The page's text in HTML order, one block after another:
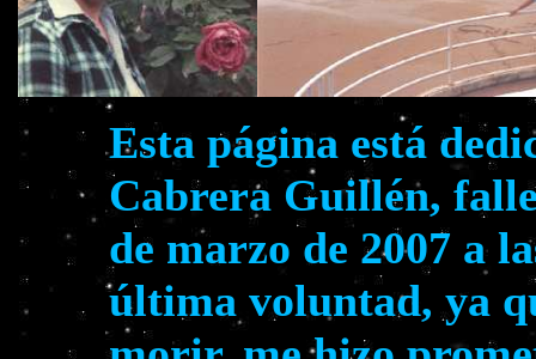
Esta página está
Cabrera Guillén,
de marzo de 2007 a
última voluntad, ya